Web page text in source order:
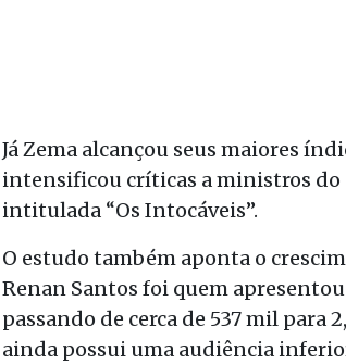
Já Zema alcançou seus maiores
intensificou críticas a ministros do
intitulada “Os Intocáveis”.
O estudo também aponta o
Renan Santos foi quem
passando de cerca de 537 mil
ainda possui uma audiência